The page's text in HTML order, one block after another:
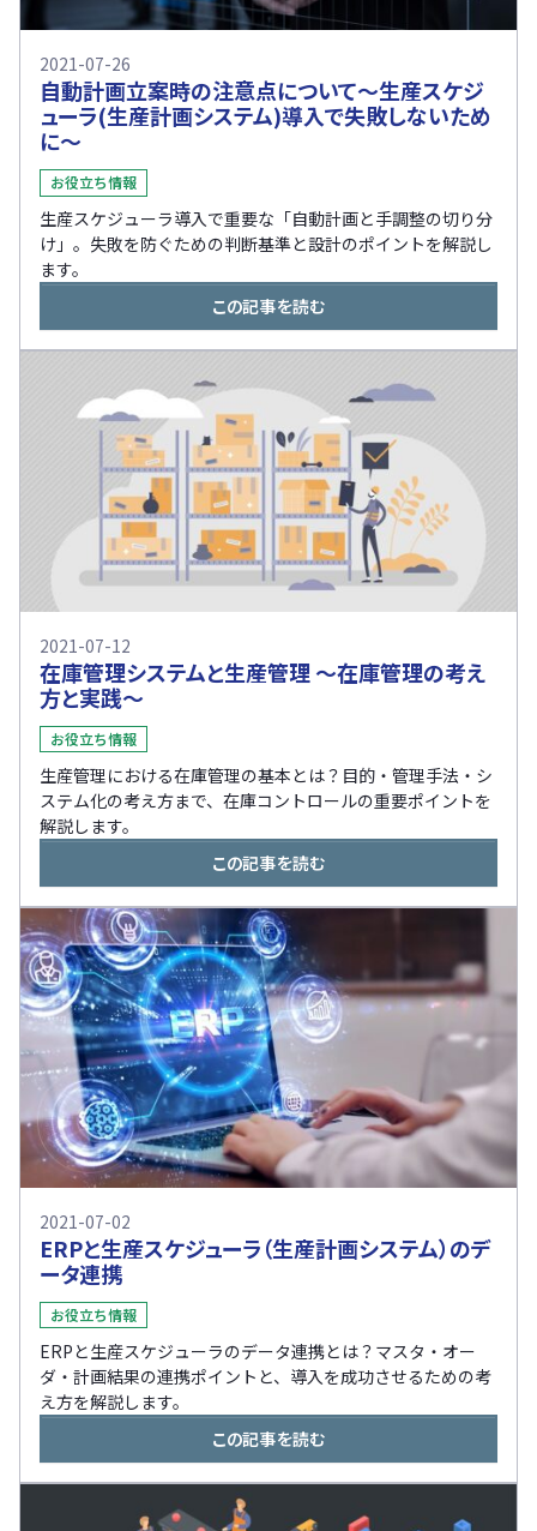
2021-07-26
自動計画立案時の注意点について〜生産スケジ
ューラ(生産計画システム)導入で失敗しないため
に〜
お役立ち情報
生産スケジューラ導入で重要な「自動計画と手調整の切り分
け」。失敗を防ぐための判断基準と設計のポイントを解説し
ます。
この記事を読む
2021-07-12
在庫管理システムと生産管理 ～在庫管理の考え
方と実践～
お役立ち情報
生産管理における在庫管理の基本とは？目的・管理手法・シ
ステム化の考え方まで、在庫コントロールの重要ポイントを
解説します。
この記事を読む
2021-07-02
ERPと生産スケジューラ（生産計画システム）のデ
ータ連携
お役立ち情報
ERPと生産スケジューラのデータ連携とは？マスタ・オー
ダ・計画結果の連携ポイントと、導入を成功させるための考
え方を解説します。
この記事を読む